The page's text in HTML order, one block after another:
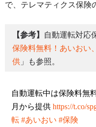
で、テレマティクス保険
【参考】 自動運転対応
保険料無料！あいおい
供 」も参照。
自動運転中は保険料無
月から提供 https://t.co/
転 #あいおい #保険